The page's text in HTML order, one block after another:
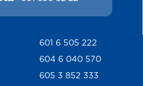
601 6 505 222
604 6 040 570
605 3 852 333